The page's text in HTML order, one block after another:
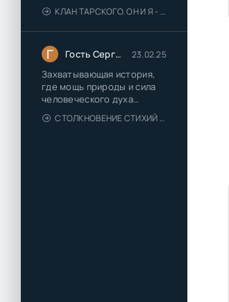
КЛАН ТАРСКОГО. ОН И Я - ЕЛЕНА ТОДОРОВА (1)
Г Гость Сергей 23.02.25
Захватывающая история,
где мощь природы и сила
человеческого духа
сплетаются в напряжённый
и
СТОЛКНОВЕНИЕ СТИХИЙ - ВАЛЕРИЙ ГУМИНСКИЙ